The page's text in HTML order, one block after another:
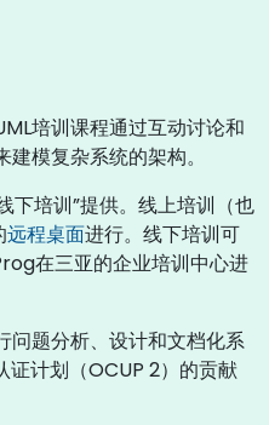
培训课程通过互动讨论和
模复杂系统的架构。
下培训”提供。线上培训（也
远程桌面进行。线下培训可
在三亚的企业培训中心进
问题分析、设计和文档化系
计划（OCUP 2）的贡献